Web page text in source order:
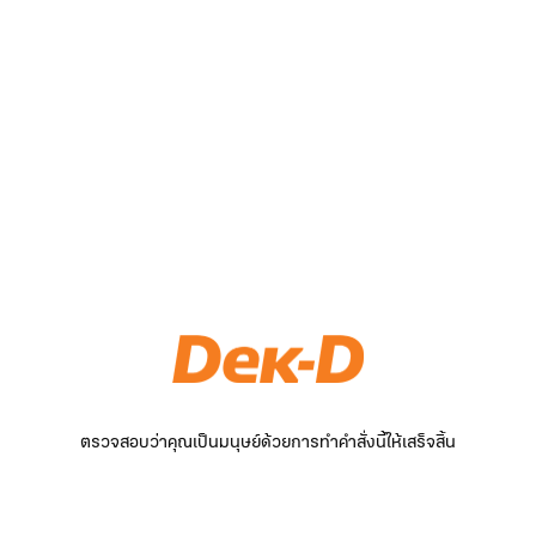
ตรวจสอบว่าคุณเป็นมนุษย์ด้วยการทำคำสั่งนี้ให้เสร็จสิ้น